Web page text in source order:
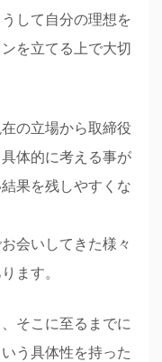
して自分の理想を
を立てる上で大切
の立場から取締役
体的に考える事が
果を残しやすくな
会いしてきた様々
ます。
そこに至るまでに
う具体性を持った